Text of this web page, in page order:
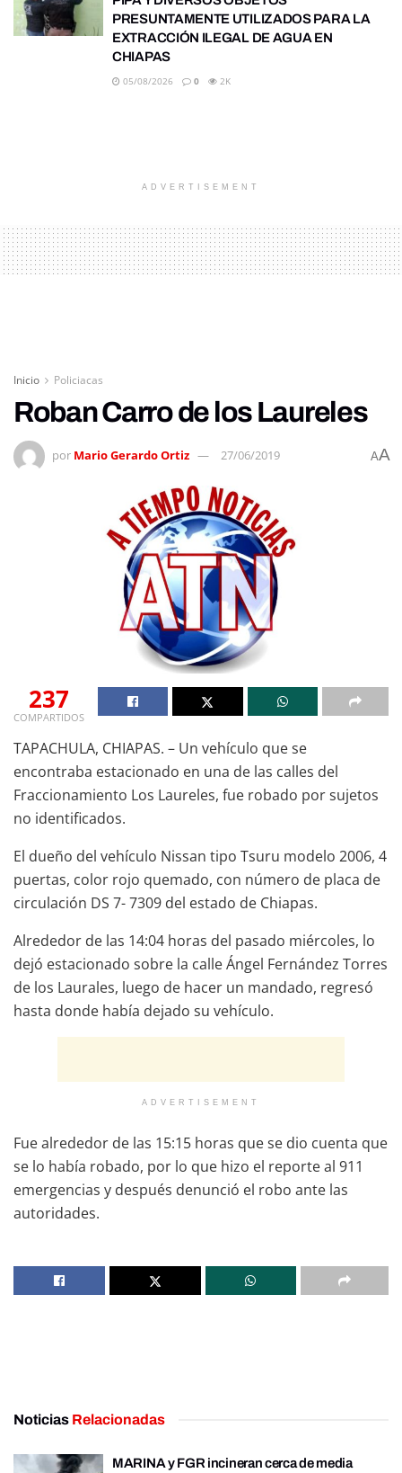
PRESUNTAMENTE UTILIZADOS PARA LA
EXTRACCIÓN ILEGAL DE AGUA EN
CHIAPAS
05/08/2026 0 2K
ADVERTISEMENT
Inicio Policiacas
Roban Carro de los Laureles
por Mario Gerardo Ortiz 27/06/2019 AA
237
COMPARTIDOS
TAPACHULA, CHIAPAS. – Un vehículo que se
encontraba estacionado en una de las calles del
Fraccionamiento Los Laureles, fue robado por sujetos
no identificados.
El dueño del vehículo Nissan tipo Tsuru modelo 2006, 4
puertas, color rojo quemado, con número de placa de
circulación DS 7- 7309 del estado de Chiapas.
Alrededor de las 14:04 horas del pasado miércoles, lo
dejó estacionado sobre la calle Ángel Fernández Torres
de los Laurales, luego de hacer un mandado, regresó
hasta donde había dejado su vehículo.
ADVERTISEMENT
Fue alrededor de las 15:15 horas que se dio cuenta que
se lo había robado, por lo que hizo el reporte al 911
emergencias y después denunció el robo ante las
autoridades.
Noticias Relacionadas
MARINA y FGR incineran cerca de media